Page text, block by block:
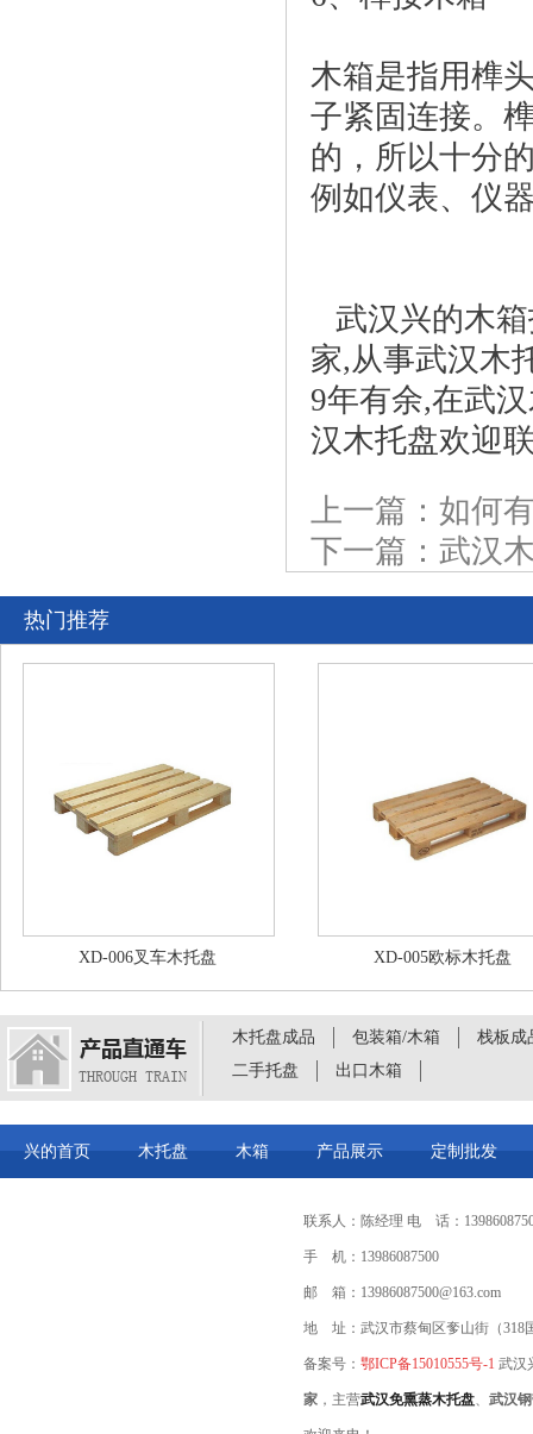
木箱是指用榫
子紧固连接。
的，所以十分
例如仪表、仪
武汉兴的木
家,从事武汉木
9年有余,在武
汉木托盘欢迎
上一篇：如何
下一篇：武汉
热门推荐
XD-006叉车木托盘 XD-005欧标木托盘
木托盘成品 包装箱/木箱
栈板成
二手托盘
出口木箱
兴的首页 木托盘 木箱 产品展示 定制批发
联系人：陈经理 电 话：
手 机：13986087500
邮 箱：13986087500@163.com
地 址：武汉市蔡甸区奓山街（318
备案号： 鄂ICP备15010555号-1 武汉
家 ，主营武汉免熏蒸木托盘、 武汉